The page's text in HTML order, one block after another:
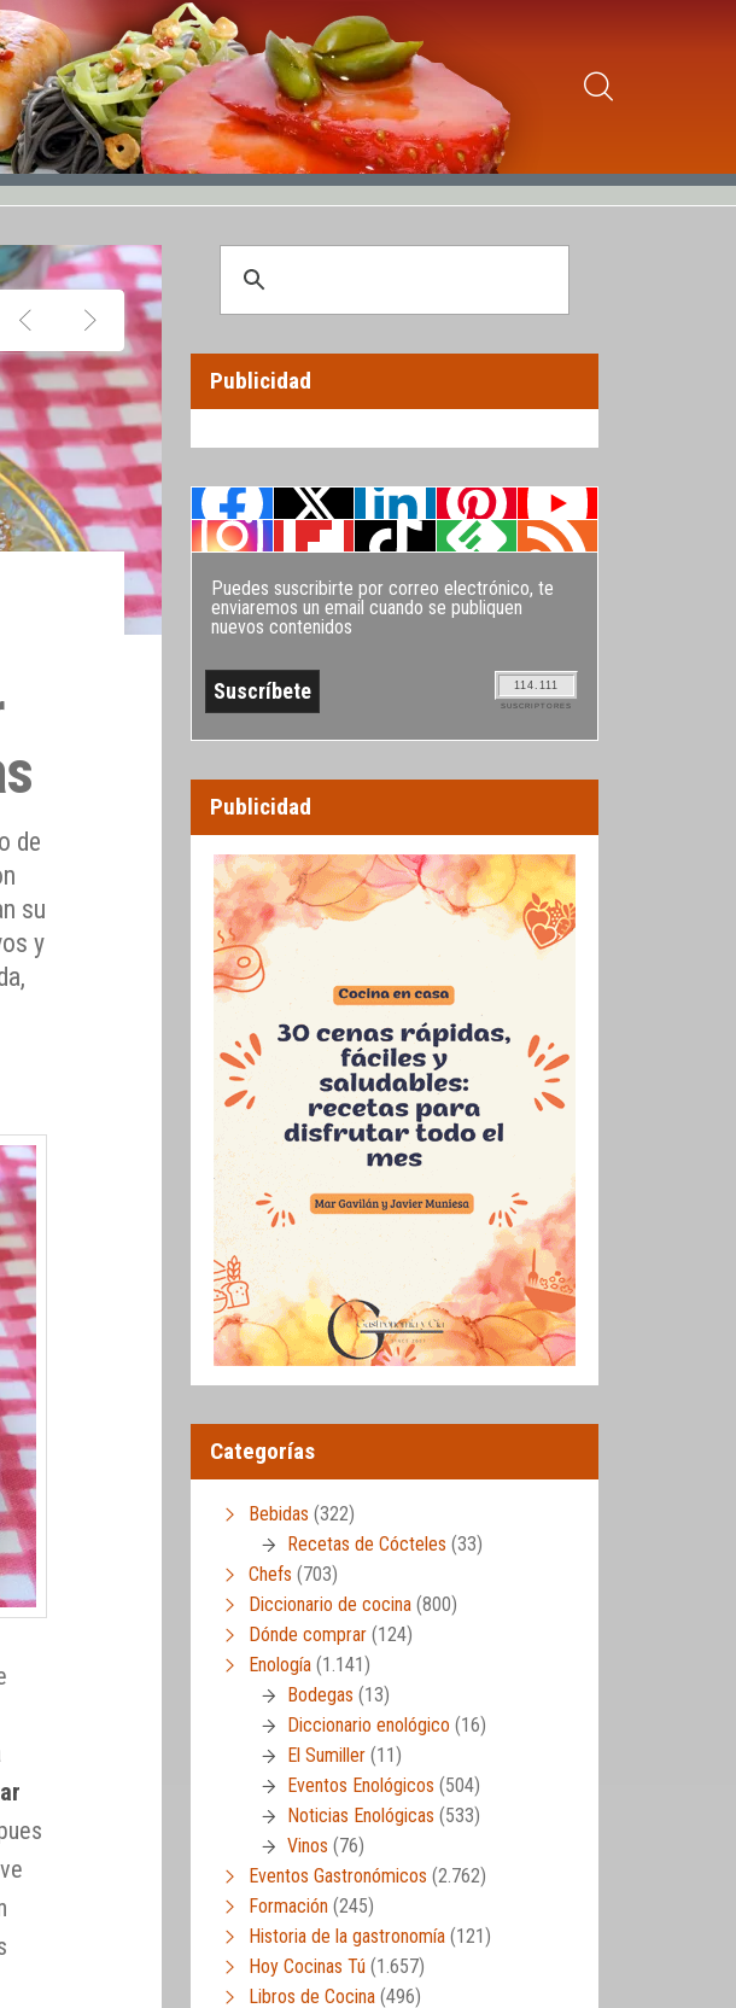
de
su
y
Publicidad
Puedes suscribirte por correo electrónico, te
enviaremos un email cuando se publiquen
nuevos contenidos
114.111
SUSCRIPTORES
Publicidad
Categorías
Bebidas (322)
Recetas de Cócteles (33)
Chefs (703)
Diccionario de cocina (800)
Dónde comprar (124)
Enología (1.141)
Bodegas (13)
Diccionario enológico (16)
El Sumiller (11)
Eventos Enológicos (504)
Noticias Enológicas (533)
Vinos (76)
Eventos Gastronómicos (2.762)
Formación (245)
Historia de la gastronomía (121)
Hoy Cocinas Tú (1.657)
Libros de Cocina (496)